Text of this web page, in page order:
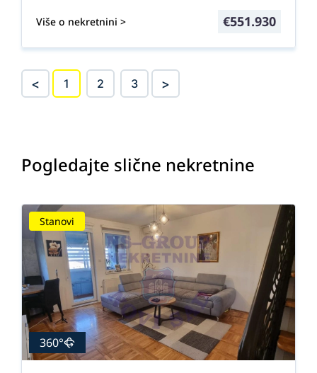
Više o nekretnini > €551.930
< 1 2 3 >
Pogledajte slične nekretnine
Stanovi
360°